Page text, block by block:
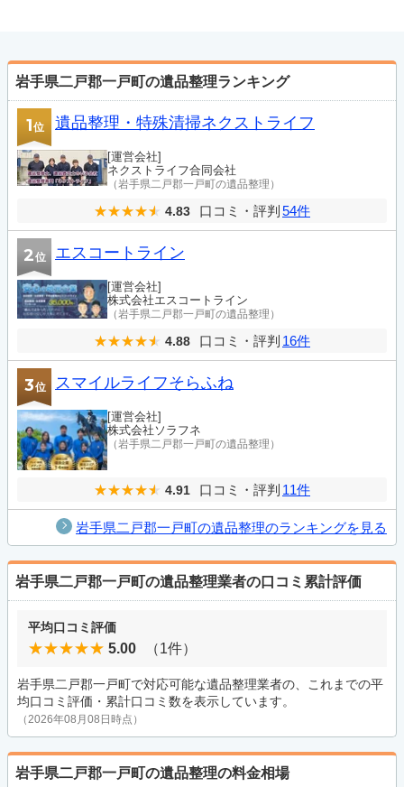
岩手県二戸郡一戸町の遺品整理ランキング
1位 遺品整理・特殊清掃ネクストライフ
[運営会社]
ネクストライフ合同会社
（岩手県二戸郡一戸町の遺品整理）
4.83 口コミ・評判 54件
2位 エスコートライン
[運営会社]
株式会社エスコートライン
（岩手県二戸郡一戸町の遺品整理）
4.88 口コミ・評判 16件
3位 スマイルライフそらふね
[運営会社]
株式会社ソラフネ
（岩手県二戸郡一戸町の遺品整理）
4.91 口コミ・評判 11件
岩手県二戸郡一戸町の遺品整理のランキングを見る
岩手県二戸郡一戸町の遺品整理業者の口コミ累計評価
平均口コミ評価
5.00 （1件）
岩手県二戸郡一戸町で対応可能な遺品整理業者の、これまでの平
均口コミ評価・累計口コミ数を表示しています。
（2026年08月08日時点）
岩手県二戸郡一戸町の遺品整理の料金相場